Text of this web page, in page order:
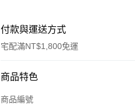
付款與運送方式
宅配滿NT$1,800免運
付款方式
信用卡一次付款
商品特色
商品編號